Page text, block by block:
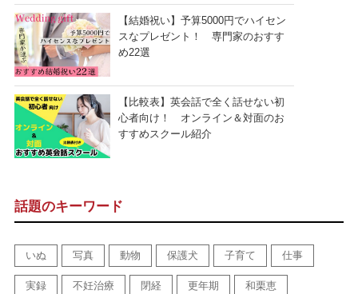
【結婚祝い】予算5000円でハイセン
スなプレゼント！ 専門家のおすす
め22選
【比較表】英会話で全く話せない初
心者向け！ オンライン＆対面のお
すすめスクール紹介
話題のキーワード
いぬ 写真 動物 保護犬 子育て 仕事
実録 不妊治療 閉経 更年期 和栗恵